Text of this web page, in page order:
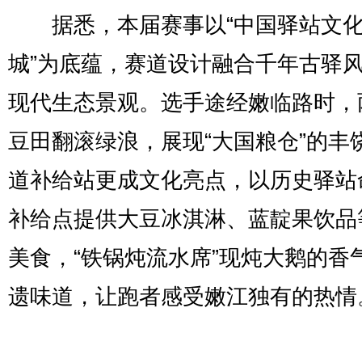
据悉，本届赛事以“中国驿站文
城”为底蕴，赛道设计融合千年古驿
现代生态景观。选手途经嫩临路时
豆田翻滚绿浪，展现“大国粮仓”的丰
道补给站更成文化亮点，以历史驿
补给点提供大豆冰淇淋、蓝靛果饮
美食，“铁锅炖流水席”现炖大鹅的香
遗味道，让跑者感受嫩江独有的热情